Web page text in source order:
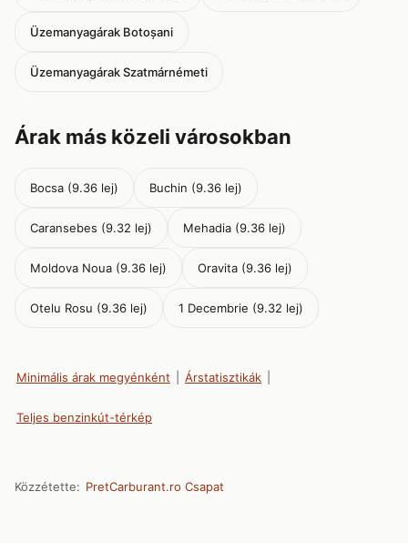
Üzemanyagárak Botoșani
Üzemanyagárak Szatmárnémeti
Árak más közeli városokban
Bocsa (9.36 lej) Buchin (9.36 lej)
Caransebes (9.32 lej) Mehadia (9.36 lej)
Moldova Noua (9.36 lej) Oravita (9.36 lej)
Otelu Rosu (9.36 lej) 1 Decembrie (9.32 lej)
Minimális árak megyénként Árstatisztikák
Teljes benzinkút-térkép
Közzétette: PretCarburant.ro Csapat